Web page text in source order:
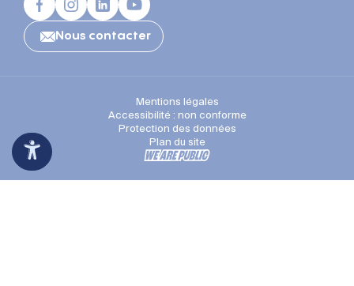
Nous contacter
Mentions légales
Accessibilité : non conforme
Protection des données
Plan du site